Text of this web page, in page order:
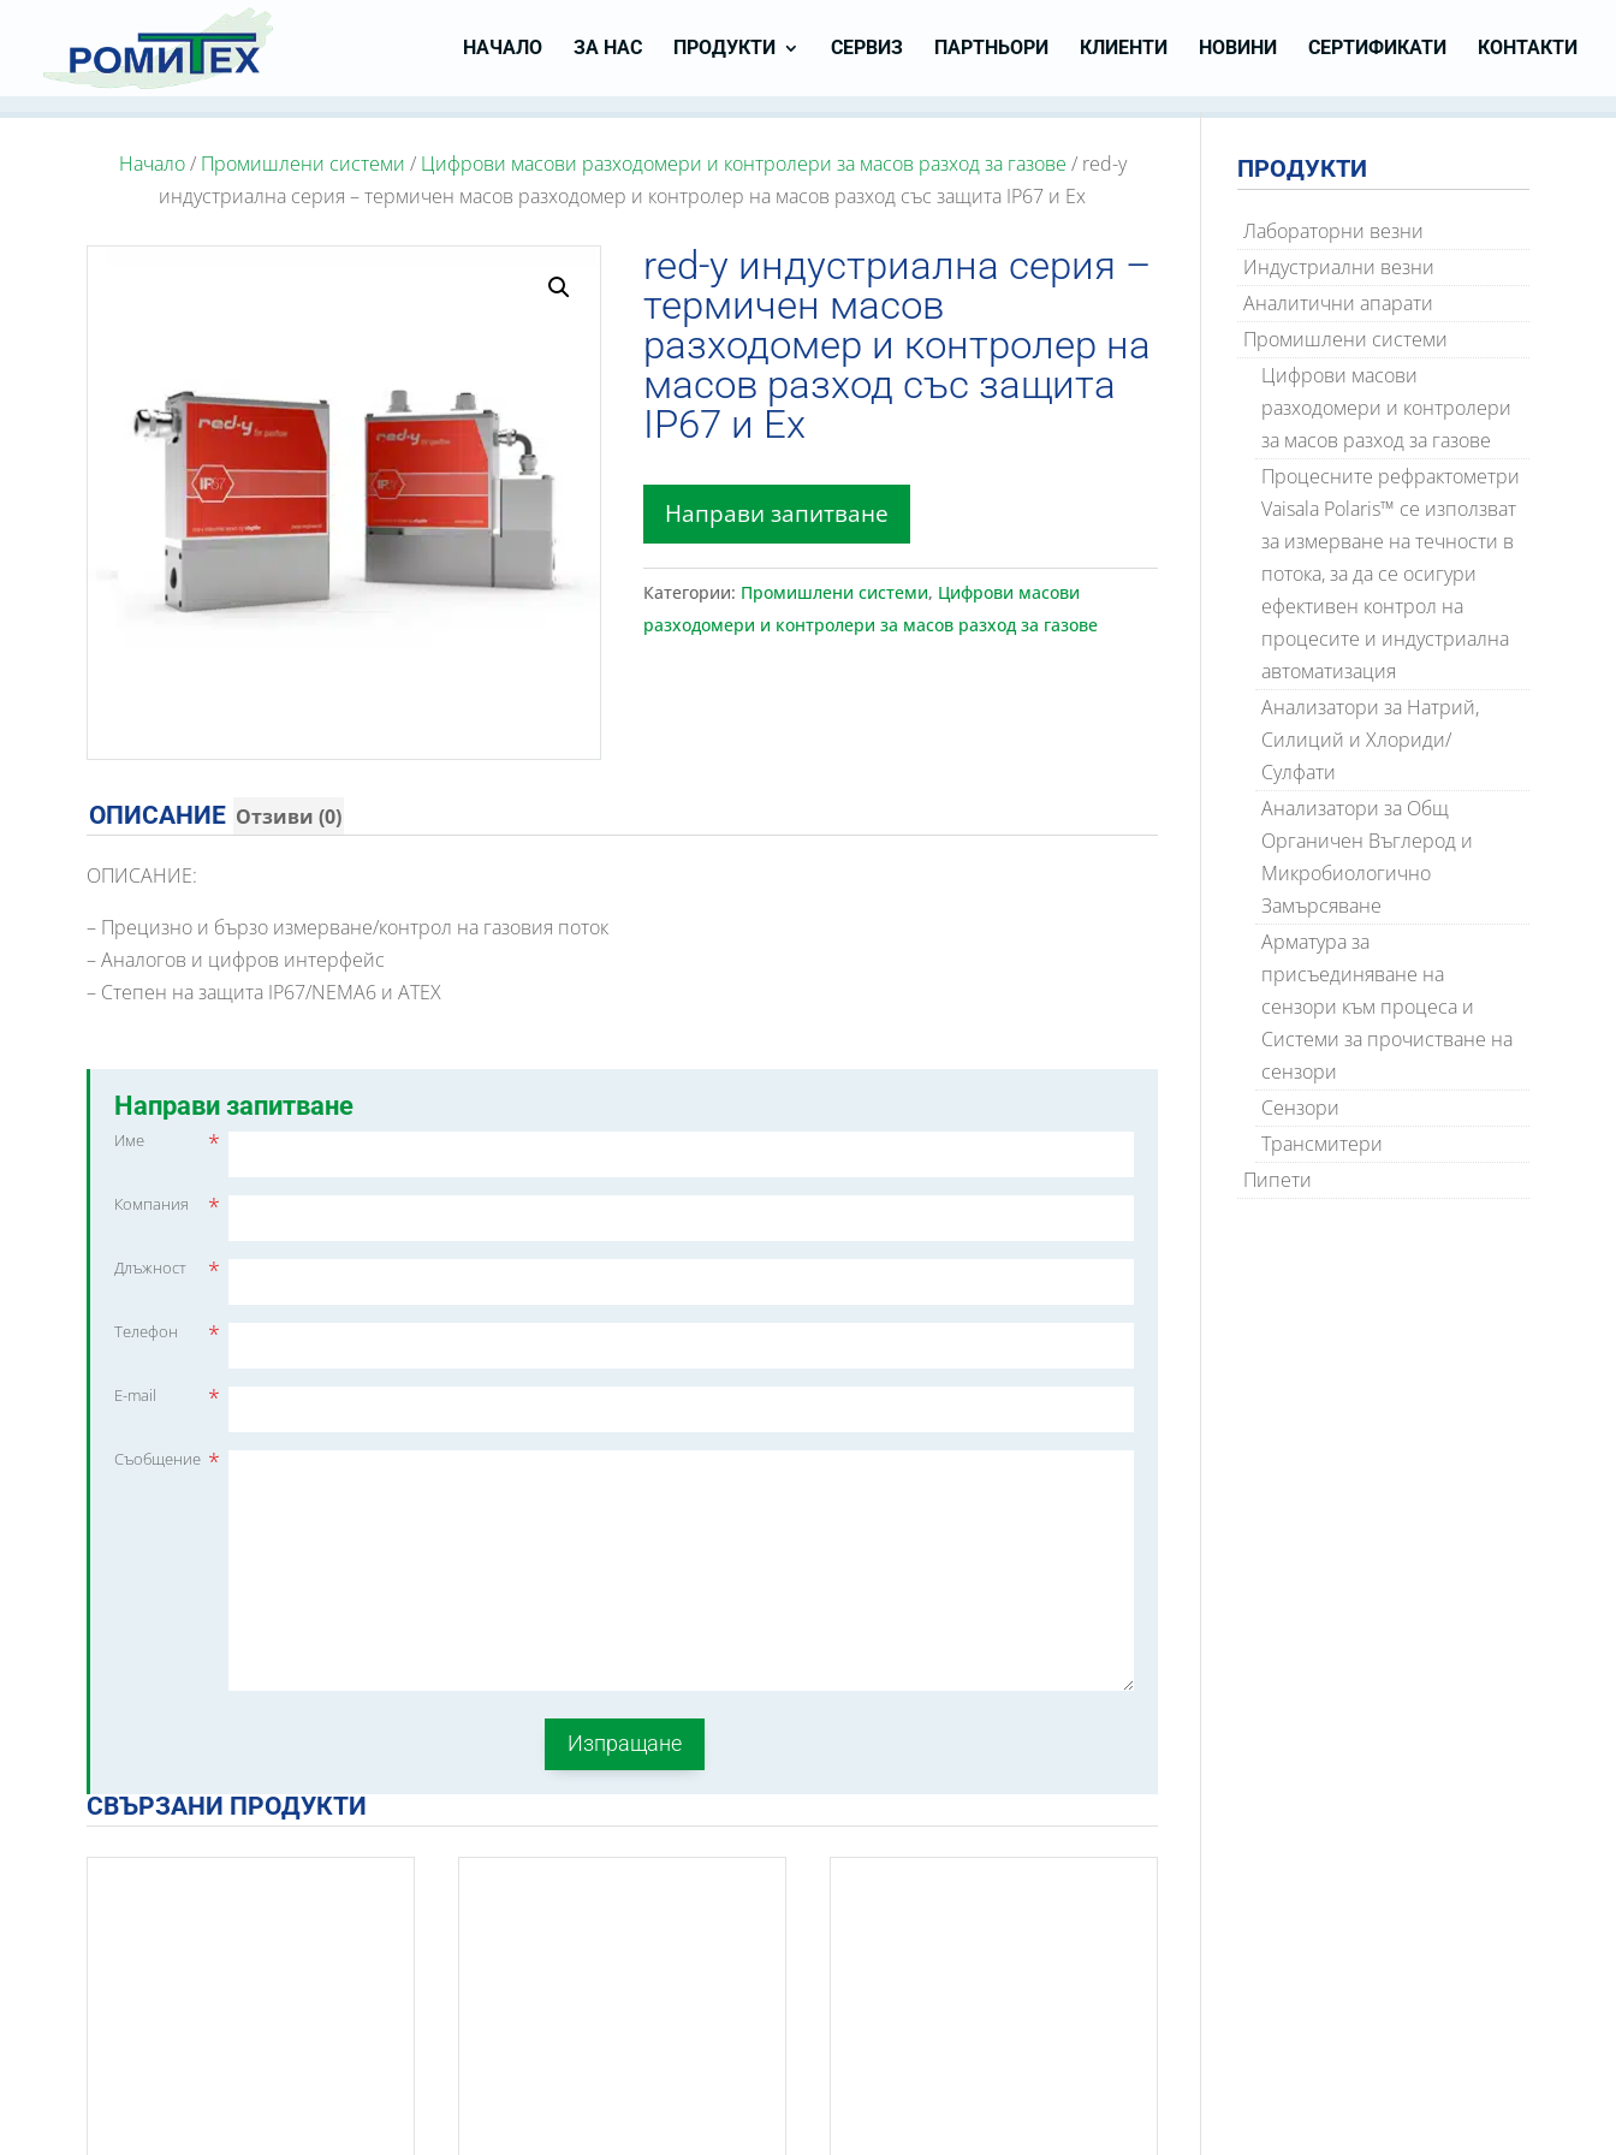
НАЧАЛО ЗА НАС ПРОДУКТИ СЕРВИЗ ПАРТНЬОРИ КЛИЕНТИ НОВИНИ СЕРТИФИКАТИ КОНТАКТИ
Начало/ Промишлени системи / Цифрови масови разходомери и контролери за масов разход за газове / red-y
индустриална серия – термичен масов разходомер и контролер на масов разход със защита IP67 и Ex
red-y индустриална серия –
термичен масов
разходомер и контролер на
масов разход със защита
IP67 и Ex
Направи запитване
Категории: Промишлени системи, Цифрови масови
разходомери и контролери за масов разход за газове
ОПИСАНИЕ Отзиви (0)
ОПИСАНИЕ:
– Прецизно и бързо измерване/контрол на газовия поток
– Аналогов и цифров интерфейс
– Степен на защита IP67/NEMA6 и ATEX
Направи запитване
Име *
Компания *
Длъжност *
Телефон *
E-mail *
Съобщение *
СВЪРЗАНИ ПРОДУКТИ
ПРОДУКТИ
Лабораторни везни
Индустриални везни
Аналитични апарати
Промишлени системи
Цифрови масови
разходомери и контролери
за масов разход за газове
Процесните рефрактометри
Vaisala Polaris™ се използват
за измерване на течности в
потока, за да се осигури
ефективен контрол на
процесите и индустриална
автоматизация
Анализатори за Натрий,
Силиций и Хлориди/
Сулфати
Анализатори за Общ
Органичен Въглерод и
Микробиологично
Замърсяване
Арматура за
присъединяване на
сензори към процеса и
Системи за прочистване на
сензори
Сензори
Трансмитери
Пипети